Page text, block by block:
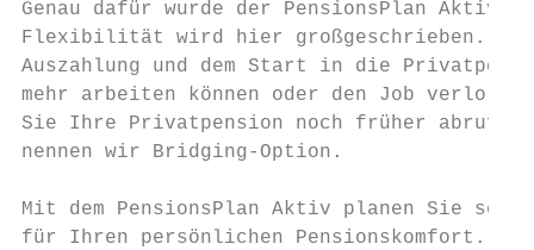
Genau dafür wurde der PensionsPlan Aktiv
Flexibilität wird hier großgeschrieben.
Auszahlung und dem Start in die
mehr arbeiten können oder den Job
Sie Ihre Privatpension noch früher
nennen wir Bridging-Option.
Mit dem PensionsPlan Aktiv planen Sie
für Ihren persönlichen Pensionskomfort.